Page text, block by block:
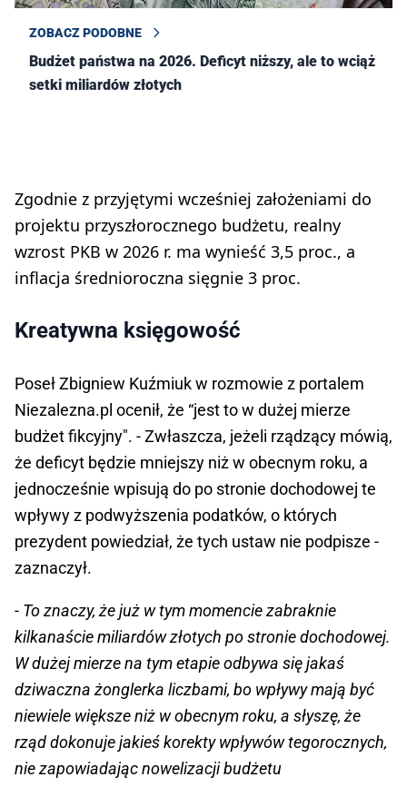
ZOBACZ PODOBNE
Budżet państwa na 2026. Deficyt niższy, ale to wciąż
setki miliardów złotych
Zgodnie z przyjętymi wcześniej założeniami do
projektu przyszłorocznego budżetu, realny
wzrost PKB w 2026 r. ma wynieść 3,5 proc., a
inflacja średnioroczna sięgnie 3 proc.
Kreatywna księgowość
Poseł Zbigniew Kuźmiuk w rozmowie z portalem
Niezalezna.pl ocenił, że “jest to w dużej mierze
budżet fikcyjny". - Zwłaszcza, jeżeli rządzący mówią,
że deficyt będzie mniejszy niż w obecnym roku, a
jednocześnie wpisują do po stronie dochodowej te
wpływy z podwyższenia podatków, o których
prezydent powiedział, że tych ustaw nie podpisze -
zaznaczył.
- To znaczy, że już w tym momencie zabraknie
kilkanaście miliardów złotych po stronie dochodowej.
W dużej mierze na tym etapie odbywa się jakaś
dziwaczna żonglerka liczbami, bo wpływy mają być
niewiele większe niż w obecnym roku, a słyszę, że
rząd dokonuje jakieś korekty wpływów tegorocznych,
nie zapowiadając nowelizacji budżetu